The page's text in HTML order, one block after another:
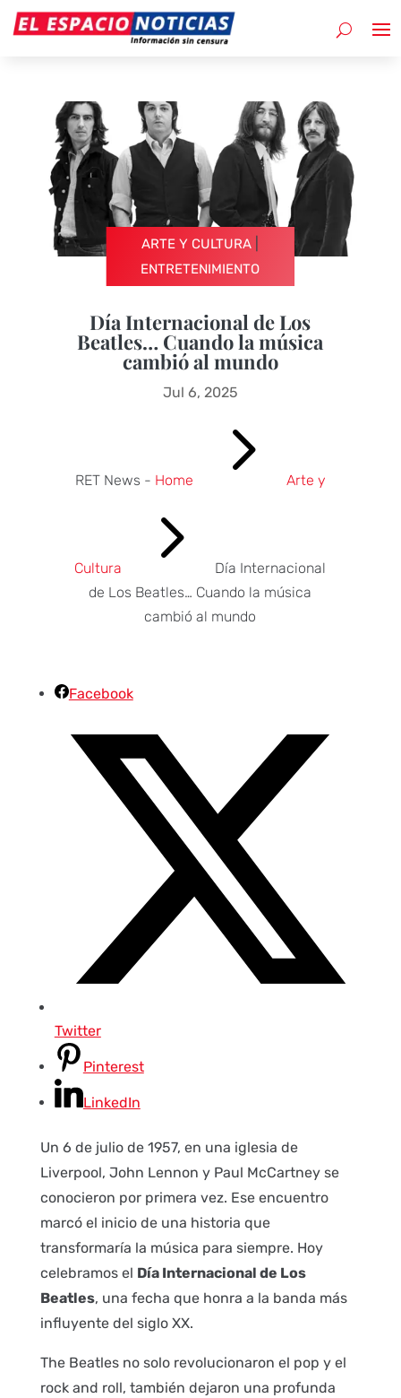
ARTE Y CULTURA
ENTRETENIMIENTO
Día Internacional de Los
Beatles… Cuando la música
cambió al mundo
Jul 6, 2025
RET News - Home 5 Arte y
Cultura 5
Día Internacional
de Los Beatles… Cuando la música
cambió al mundo
Facebook
Twitter
Pinterest
LinkedIn
Un 6 de julio de 1957, en una iglesia de
Liverpool, John Lennon y Paul McCartney se
conocieron por primera vez. Ese encuentro
marcó el inicio de una historia que
transformaría la música para siempre. Hoy
celebramos el Día Internacional de Los
Beatles, una fecha que honra a la banda más
influyente del siglo XX.
The Beatles no solo revolucionaron el pop y el
rock and roll, también dejaron una profunda